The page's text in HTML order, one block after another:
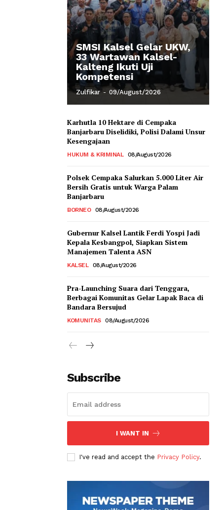
SMSI Kalsel Gelar UKW,
33 Wartawan Kalsel-
Kalteng Ikuti Uji
Kompetensi
Zulfikar - 09/August/2026
Karhutla 10 Hektare di Cempaka
Banjarbaru Diselidiki, Polisi Dalami Unsur
Kesengajaan
HUKUM & KRIMINAL 08/August/2026
Polsek Cempaka Salurkan 5.000 Liter Air
Bersih Gratis untuk Warga Palam
Banjarbaru
BORNEO 08/August/2026
Gubernur Kalsel Lantik Ferdi Yospi Jadi
Kepala Kesbangpol, Siapkan Sistem
Manajemen Talenta ASN
KALSEL 08/August/2026
Pra-Launching Suara dari Tenggara,
Berbagai Komunitas Gelar Lapak Baca di
Bandara Bersujud
KOMUNITAS 08/August/2026
Subscribe
I WANT IN
I've read and accept the Privacy Policy.